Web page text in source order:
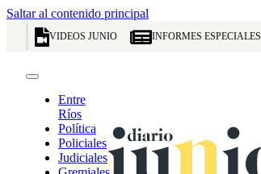
Saltar al contenido principal
VIDEOS JUNIO INFORMES ESPECIALES
Entre
Ríos
Política
Policiales
Judiciales